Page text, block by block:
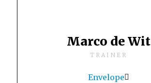
Marco de Wit
TRAINER
Envelope